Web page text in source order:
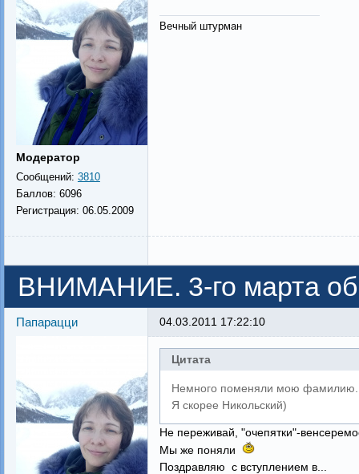
Модератор
Сообщений: 3810
Баллов: 6096
Регистрация: 06.05.2009
Вечный штурман
ВНИМАНИЕ. 3-го марта
Папарацци 04.03.2011 17:22:10
Цитата
Немного поменяли мою
Я скорее Никольский)
Не переживай, "очепятки"-
Мы же поняли
Поздравляю с вступлением в...